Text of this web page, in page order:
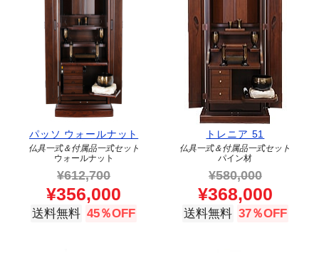
パッソ ウォールナット
仏具一式＆付属品一式セット
ウォールナット
¥612,700
¥356,000
送料無料 45％OFF
トレニア 51
仏具一式＆付属品一式セット
パイン材
¥580,000
¥368,000
送料無料 37％OFF